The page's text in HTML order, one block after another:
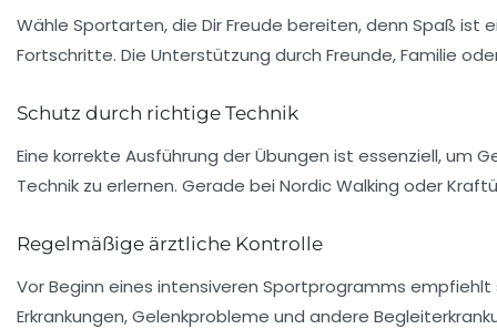
Wähle Sportarten, die Dir Freude bereiten, denn Spaß ist
Fortschritte. Die Unterstützung durch Freunde, Familie
Schutz durch richtige Technik
Eine korrekte Ausführung der Übungen ist essenziell, um
Technik zu erlernen. Gerade bei Nordic Walking oder
Regelmäßige ärztliche Kontrolle
Vor Beginn eines intensiveren Sportprogramms
Erkrankungen, Gelenkprobleme und andere